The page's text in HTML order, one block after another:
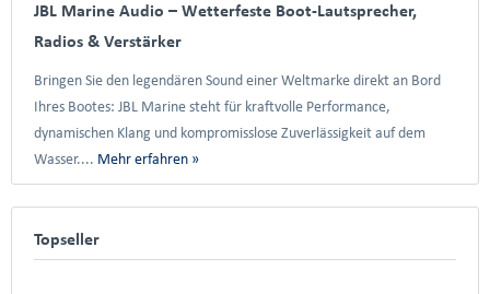
JBL Marine Audio – Wetterfeste Boot-Lautsprecher,
Radios & Verstärker
Bringen Sie den legendären Sound einer Weltmarke direkt an Bord
Ihres Bootes: JBL Marine steht für kraftvolle Performance,
dynamischen Klang und kompromisslose Zuverlässigkeit auf dem
Wasser.... Mehr erfahren »
Topseller